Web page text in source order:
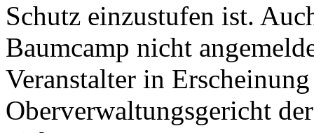
Schutz einzustufen ist.
Baumcamp nicht
Veranstalter in
Oberverwaltungsgericht